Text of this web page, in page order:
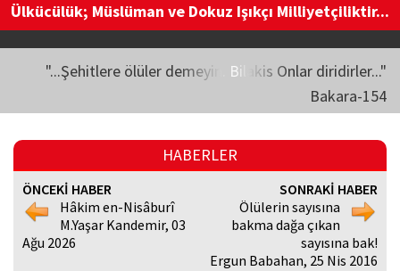
Ülkücülük; Müslüman ve Dokuz Işıkçı Milliyetçiliktir...
"...Şehitlere ölüler demeyin. Bilakis Onlar diridirler..."
Bakara-154
HABERLER
ÖNCEKİ HABER
Hâkim en-Nisâburî
M.Yaşar Kandemir, 03
Ağu 2026
SONRAKİ HABER
Ölülerin sayısına
bakma dağa çıkan
sayısına bak!
Ergun Babahan, 25 Nis 2016